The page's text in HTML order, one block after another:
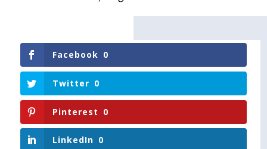
Facebook 0
Twitter 0
Pinterest 0
LinkedIn 0